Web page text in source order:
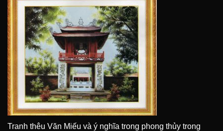
Tranh thêu Văn Miếu và ý nghĩa trong phong thủy trong